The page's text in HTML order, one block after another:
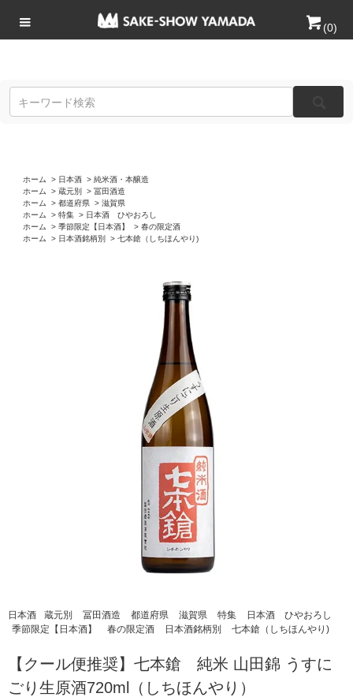
(0)
ホーム > 日本酒 > 純米酒・本醸造
ホーム
> 蔵元別 > 冨田酒造
ホーム
> 都道府県 > 滋賀県
ホーム
> 特集 > 日本酒 ひやおろし
ホーム
> 季節限定【日本酒】 > 春の限定酒
ホーム
> 日本酒銘柄別 > 七本鎗（しちほんやり)
日本酒 蔵元別 冨田酒造 都道府県 滋賀県 特集
日本酒 ひやおろし
季節限定【日本酒】
春の限定酒 日本酒銘柄別 七本鎗（しちほんやり)
【クール便推奨】七本鎗 純米 山田錦 うすに
ごり生原酒720ml（しちほんやり）